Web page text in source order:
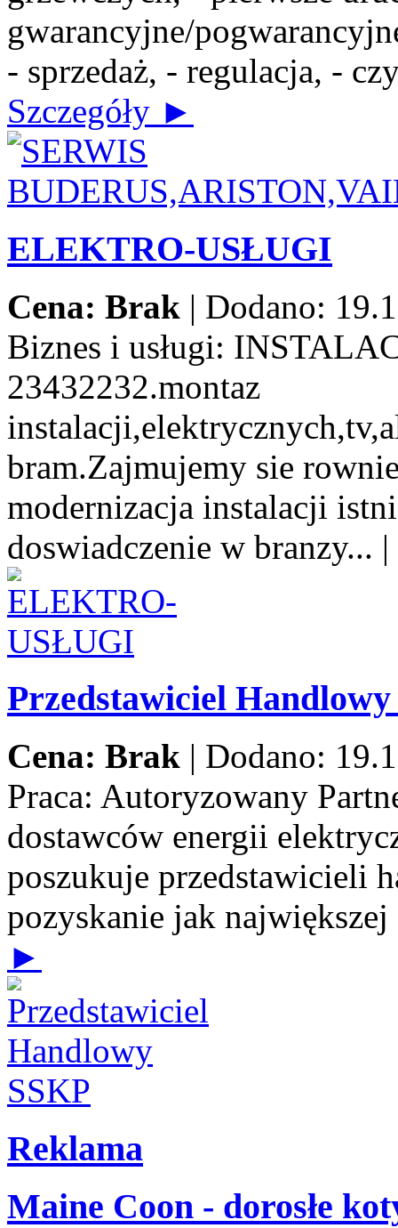
gwarancyjne/
- sprzedaż, - regulacja, -
Szczegóły ►
ELEKTRO-USŁUGI
Cena: Brak | Dodano:
Biznes i usługi:
23432232.montaz
bram.Zajmujemy sie
modernizacja instalacji
doswiadczenie w branzy... |
Przedstawiciel Handlowy
Cena: Brak | Dodano:
Praca: Autoryzowany
dostawców energii
poszukuje przedstawicieli
pozyskanie jak
►
Reklama
Maine Coon - dorosłe